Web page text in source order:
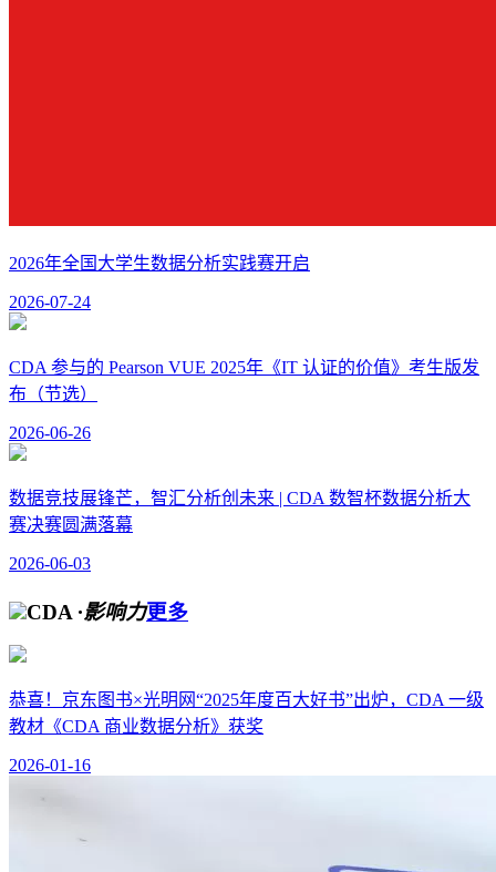
2026年全国大学生数据分析实践赛开启
2026-07-24
CDA 参与的 Pearson VUE 2025年《IT 认证的价值》考生版发
布（节选）
2026-06-26
数据竞技展锋芒，智汇分析创未来 | CDA 数智杯数据分析大
赛决赛圆满落幕
2026-06-03
CDA ·影响力更多
恭喜！京东图书×光明网“2025年度百大好书”出炉，CDA 一级
教材《CDA 商业数据分析》获奖
2026-01-16